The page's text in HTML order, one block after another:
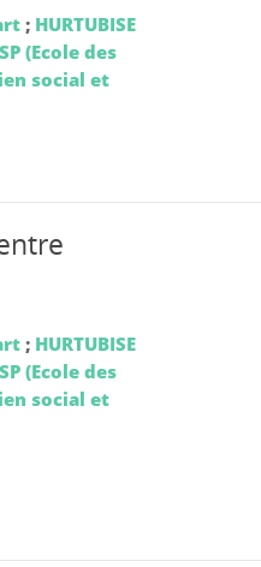
; HURTUBISE
(Ecole des
social et
; HURTUBISE
(Ecole des
social et